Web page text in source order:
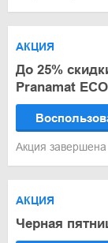
АКЦИЯ
До 25%
Pranamat ECO
Акция завершена
АКЦИЯ
Черная